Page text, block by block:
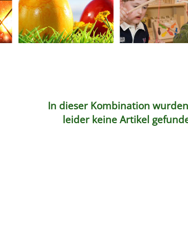
In dieser Kombination wurden
leider keine Artikel